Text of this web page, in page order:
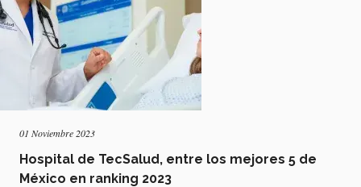
01 Noviembre 2023
Hospital de TecSalud, entre los mejores 5 de
México en ranking 2023